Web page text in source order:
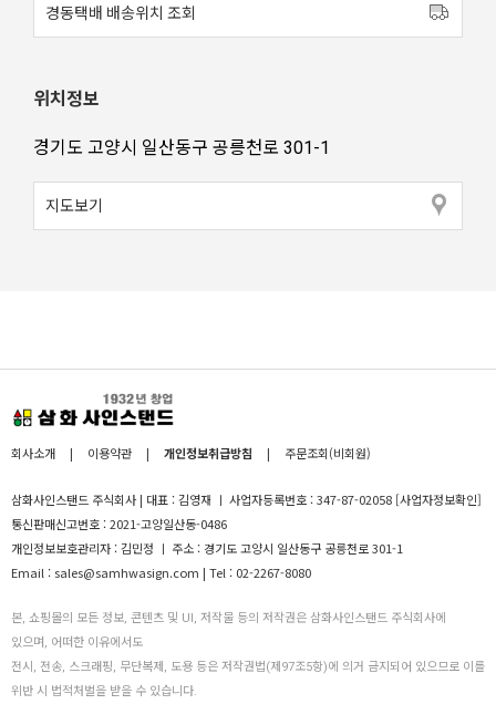
경동택배 배송위치 조회
위치정보
경기도 고양시 일산동구 공릉천로 301-1
지도보기
회사소개 | 이용약관 | 개인정보취급방침 | 주문조회(비회원)
삼화사인스탠드 주식회사 | 대표 : 김영재 ㅣ 사업자등록번호 : 347-87-02058 [사업자정보확인]
통신판매신고번호 : 2021-고양일산동-0486
개인정보보호관리자 : 김민정 ㅣ 주소 : 경기도 고양시 일산동구 공릉천로 301-1
Email : sales@samhwasign.com | Tel : 02-2267-8080
본, 쇼핑몰의 모든 정보, 콘텐츠 및 UI, 저작물 등의 저작권은 삼화사인스탠드 주식회사에
있으며, 어떠한 이유에서도
전시, 전송, 스크래핑, 무단복제, 도용 등은 저작권법(제97조5항)에 의거 금지되어 있으므로 이를
위반 시 법적처벌을 받을 수 있습니다.